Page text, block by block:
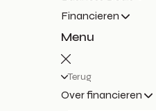
Financieren
Menu
Terug
Over financieren